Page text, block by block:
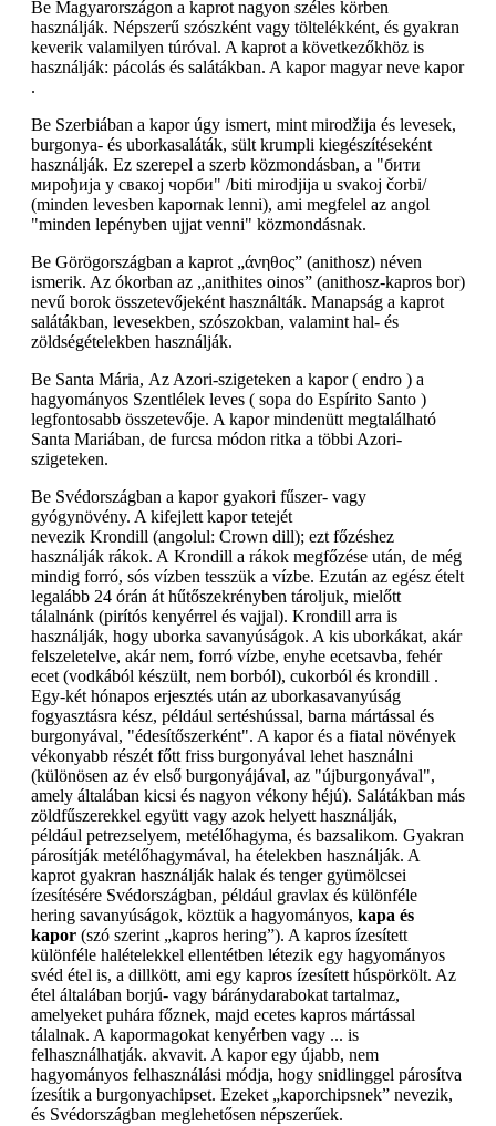
Be Magyarországon a kaprot nagyon széles körben
használják. Népszerű szószként vagy töltelékként, és gyakran
keverik valamilyen túróval. A kaprot a következőkhöz is
használják: pácolás és salátákban. A kapor magyar neve kapor
.
Be Szerbiában a kapor úgy ismert, mint mirodžija és levesek,
burgonya- és uborkasaláták, sült krumpli kiegészítéseként
használják. Ez szerepel a szerb közmondásban, a "бити
мирођија у свакој чорби" /biti mirodjija u svakoj čorbi/
(minden levesben kapornak lenni), ami megfelel az angol
"minden lepényben ujjat venni" közmondásnak.
Be Görögországban a kaprot „άνηθος” (anithosz) néven
ismerik. Az ókorban az „anithites oinos” (anithosz-kapros bor)
nevű borok összetevőjeként használták. Manapság a kaprot
salátákban, levesekben, szószokban, valamint hal- és
zöldségételekben használják.
Be Santa Mária, Az Azori-szigeteken a kapor ( endro ) a
hagyományos Szentlélek leves ( sopa do Espírito Santo )
legfontosabb összetevője. A kapor mindenütt megtalálható
Santa Mariában, de furcsa módon ritka a többi Azori-
szigeteken.
Be Svédországban a kapor gyakori fűszer- vagy
gyógynövény. A kifejlett kapor tetejét
nevezik Krondill (angolul: Crown dill); ezt főzéshez
használják rákok. A Krondill a rákok megfőzése után, de még
mindig forró, sós vízben tesszük a vízbe. Ezután az egész ételt
legalább 24 órán át hűtőszekrényben tároljuk, mielőtt
tálalnánk (pirítós kenyérrel és vajjal). Krondill arra is
használják, hogy uborka savanyúságok. A kis uborkákat, akár
felszeletelve, akár nem, forró vízbe, enyhe ecetsavba, fehér
ecet (vodkából készült, nem borból), cukorból és krondill .
Egy-két hónapos erjesztés után az uborkasavanyúság
fogyasztásra kész, például sertéshússal, barna mártással és
burgonyával, "édesítőszerként". A kapor és a fiatal növények
vékonyabb részét főtt friss burgonyával lehet használni
(különösen az év első burgonyájával, az "újburgonyával",
amely általában kicsi és nagyon vékony héjú). Salátákban más
zöldfűszerekkel együtt vagy azok helyett használják,
például petrezselyem, metélőhagyma, és bazsalikom. Gyakran
párosítják metélőhagymával, ha ételekben használják. A
kaprot gyakran használják halak és tenger gyümölcsei
ízesítésére Svédországban, például gravlax és különféle
hering savanyúságok, köztük a hagyományos, kapa és
kapor (szó szerint „kapros hering”). A kapros ízesített
különféle halételekkel ellentétben létezik egy hagyományos
svéd étel is, a dillkött, ami egy kapros ízesített húspörkölt. Az
étel általában borjú- vagy báránydarabokat tartalmaz,
amelyeket puhára főznek, majd ecetes kapros mártással
tálalnak. A kapormagokat kenyérben vagy ... is
felhasználhatják. akvavit. A kapor egy újabb, nem
hagyományos felhasználási módja, hogy snidlinggel párosítva
ízesítik a burgonyachipset. Ezeket „kaporchipsnek” nevezik,
és Svédországban meglehetősen népszerűek.